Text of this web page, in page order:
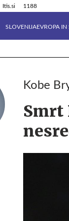
Itis.si 1188
SLOVENIJAEVROPA IN
Tehnik
Kobe
Smrt